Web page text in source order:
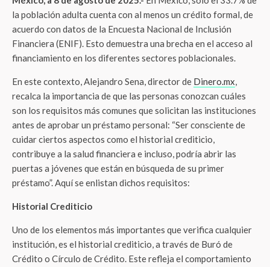
la población adulta cuenta con al menos un crédito formal, de
acuerdo con datos de la Encuesta Nacional de Inclusión
Financiera (ENIF). Esto demuestra una brecha en el acceso al
financiamiento en los diferentes sectores poblacionales.
En este contexto, Alejandro Sena, director de Dinero.mx,
recalca la importancia de que las personas conozcan cuáles
son los requisitos más comunes que solicitan las instituciones
antes de aprobar un préstamo personal: “Ser consciente de
cuidar ciertos aspectos como el historial crediticio,
contribuye a la salud financiera e incluso, podría abrir las
puertas a jóvenes que están en búsqueda de su primer
préstamo”. Aquí se enlistan dichos requisitos:
Historial Crediticio
Uno de los elementos más importantes que verifica cualquier
institución, es el historial crediticio, a través de Buró de
Crédito o Círculo de Crédito. Este refleja el comportamiento